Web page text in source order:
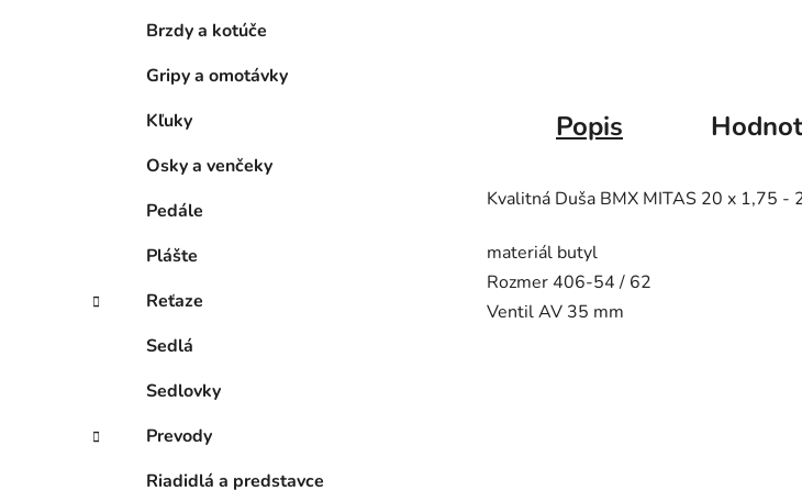
Brzdy a kotúče
Gripy a omotávky
Kľuky
Osky a venčeky
Pedále
Plášte
Reťaze
Sedlá
Sedlovky
Prevody
Riadidlá a predstavce
Popis
Kvalitná Duša BMX MITAS 20 x 1,75 -
materiál butyl
Rozmer 406-54 / 62
Ventil AV 35 mm